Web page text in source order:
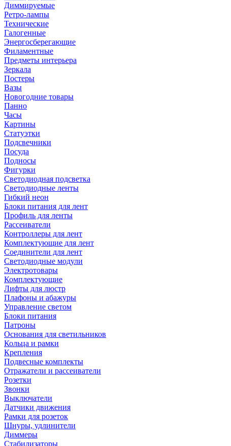
Диммируемые
Ретро-лампы
Технические
Галогенные
Энергосберегающие
Филаментные
Предметы интерьера
Зеркала
Постеры
Вазы
Новогодние товары
Панно
Часы
Картины
Статуэтки
Подсвечники
Посуда
Подносы
Фигурки
Светодиодная подсветка
Светодиодные ленты
Гибкий неон
Блоки питания для лент
Профиль для ленты
Рассеиватели
Контроллеры для лент
Комплектующие для лент
Соединители для лент
Светодиодные модули
Электротовары
Комплектующие
Лифты для люстр
Плафоны и абажуры
Управление светом
Блоки питания
Патроны
Основания для светильников
Кольца и рамки
Крепления
Подвесные комплекты
Отражатели и рассеиватели
Розетки
Звонки
Выключатели
Датчики движения
Рамки для розеток
Шнуры, удлинители
Диммеры
Стабилизаторы